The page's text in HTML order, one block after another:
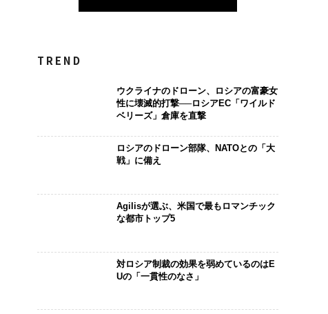
TREND
ウクライナのドローン、ロシアの富豪女
性に壊滅的打撃──ロシアEC「ワイルド
ベリーズ」倉庫を直撃
ロシアのドローン部隊、NATOとの「大
戦」に備え
Agilisが選ぶ、米国で最もロマンチック
な都市トップ5
対ロシア制裁の効果を弱めているのはE
Uの「一貫性のなさ」